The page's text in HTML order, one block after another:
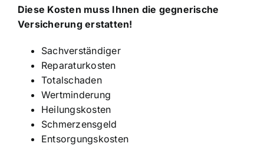
Diese Kosten muss Ihnen die gegnerische
Versicherung erstatten!
Sachverständiger
Reparaturkosten
Totalschaden
Wertminderung
Heilungskosten
Schmerzensgeld
Entsorgungskosten